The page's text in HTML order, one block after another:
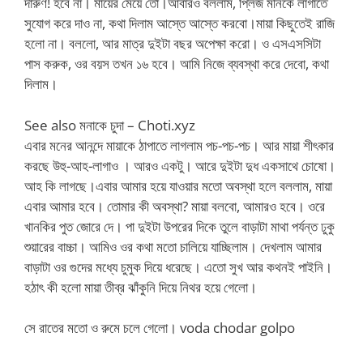
সুযোগ করে দাও না, কথা দিলাম আস্তে আস্তে করবো।মায়া কিছুতেই রাজি
হলো না। বললো, আর মাত্র দুইটা বছর অপেক্ষা করো। ও এসএসসিটা
পাস করুক, ওর বয়স তখন ১৬ হবে। আমি নিজে ব্যবস্থা করে দেবো, কথা
দিলাম।
See also মনাকে চুদা – Choti.xyz
এবার মনের আনন্দে মায়াকে ঠাপাতে লাগলাম পচ-পচ-পচ। আর মায়া শীৎকার
করছে উহু-আহ-লাগাও । আরও একটু। আরে দুইটা দুধ একসাথে চোষো।
আহ কি লাগছে।এবার আমার হয়ে যাওয়ার মতো অবস্থা হলে বললাম, মায়া
এবার আমার হবে। তোমার কী অবস্থা? মায়া বলবো, আমারও হবে। ওরে
খানকির পুত জোরে দে। পা দুইটা উপরের দিকে তুলে বাড়াটা মাথা পর্যন্ত ঢুকু
শুয়ারের বাচ্চা। আমিও ওর কথা মতো চালিয়ে যাচ্ছিলাম। দেখলাম আমার
বাড়াটা ওর গুদের মধ্যে চুমুক দিয়ে ধরেছে। এতো সুখ আর কথনই পাইনি।
হঠাৎ কী হলো মায়া তীব্র ঝাঁকুনি দিয়ে নিথর হয়ে গেলো।
সে রাতের মতো ও রুমে চলে গেলো। voda chodar golpo